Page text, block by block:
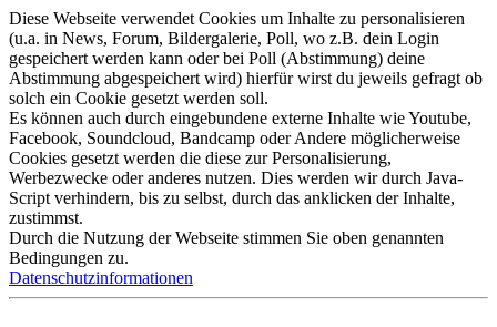
Diese Webseite verwendet Cookies um Inhalte zu personalisieren
(u.a. in News, Forum, Bildergalerie, Poll, wo z.B. dein Login
gespeichert werden kann oder bei Poll (Abstimmung) deine
Abstimmung abgespeichert wird) hierfür wirst du jeweils gefragt ob
solch ein Cookie gesetzt werden soll.
Es können auch durch eingebundene externe Inhalte wie Youtube,
Facebook, Soundcloud, Bandcamp oder Andere möglicherweise
Cookies gesetzt werden die diese zur Personalisierung,
Werbezwecke oder anderes nutzen. Dies werden wir durch Java-
Script verhindern, bis zu selbst, durch das anklicken der Inhalte,
zustimmst.
Durch die Nutzung der Webseite stimmen Sie oben genannten
Bedingungen zu.
Datenschutzinformationen